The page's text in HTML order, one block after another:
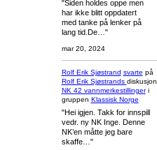
"Siden holdes oppe men
har ikke blitt oppdatert
med tanke på lenker på
lang tid.De…"
mar 20, 2024
Rolf Erik Sjøstrand svarte på
Rolf Erik Sjøstrands diskusjon
NK 42 vannmerkestillingeri
gruppen Klassisk Norge
"Hei igjen. Takk for innspill
vedr. ny NK Inge. Denne
NK’en måtte jeg bare
skaffe…"